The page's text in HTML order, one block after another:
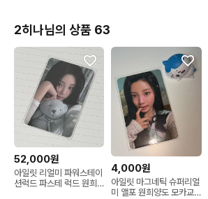
2히나님의 상품 63
52,000원
아일릿 리얼미 파워스테이
션럭드 파스테 럭드 원희
4,000원
아일릿 마그네틱 슈퍼리얼
미 앨포 원희양도 모카교